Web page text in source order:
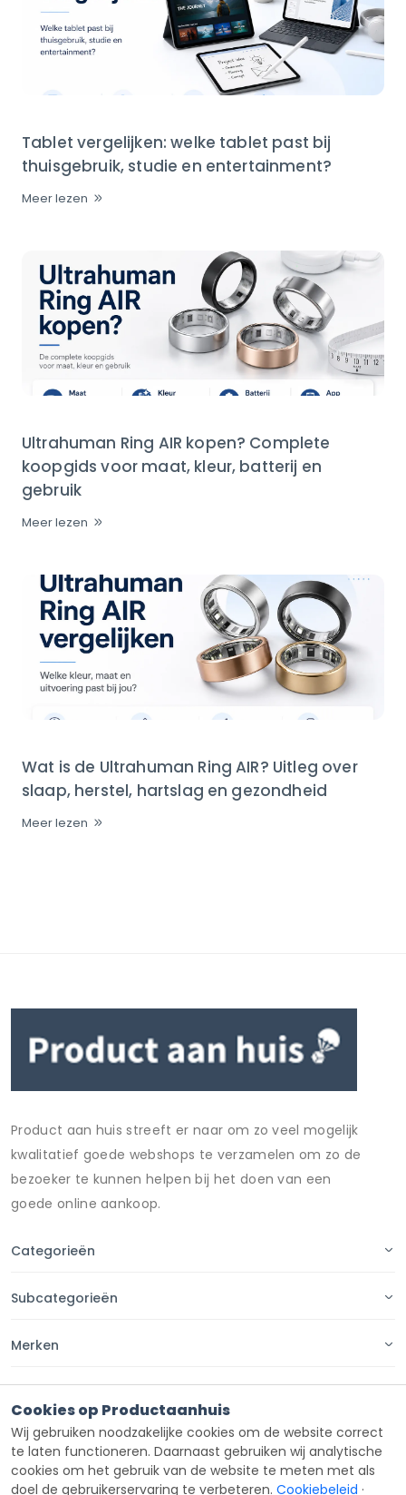
Tablet vergelijken: welke tablet past bij
thuisgebruik, studie en entertainment?
Meer lezen
Ultrahuman Ring AIR kopen? Complete
koopgids voor maat, kleur, batterij en
gebruik
Meer lezen
Wat is de Ultrahuman Ring AIR? Uitleg over
slaap, herstel, hartslag en gezondheid
Meer lezen
Product aan huis streeft er naar om zo veel mogelijk
kwalitatief goede webshops te verzamelen om zo de
bezoeker te kunnen helpen bij het doen van een
goede online aankoop.
Categorieën
Subcategorieën
Merken
Contact
Cookies op Productaanhuis
Wij gebruiken noodzakelijke cookies om de website correct
te laten functioneren. Daarnaast gebruiken wij analytische
cookies om het gebruik van de website te meten met als
doel de gebruikerservaring te verbeteren. Cookiebeleid ·